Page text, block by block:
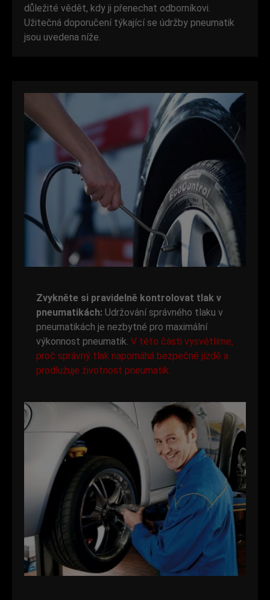
důležité vědět, kdy ji přenechat odborníkovi.
Užitečná doporučení týkající se údržby pneumatik
jsou uvedena níže.
Zvykněte si pravidelně kontrolovat tlak v
pneumatikách: Udržování správného tlaku v
pneumatikách je nezbytné pro maximální
výkonnost pneumatik. V této části vysvětlíme,
proč správný tlak napomáhá bezpečné jízdě a
prodlužuje životnost pneumatik.